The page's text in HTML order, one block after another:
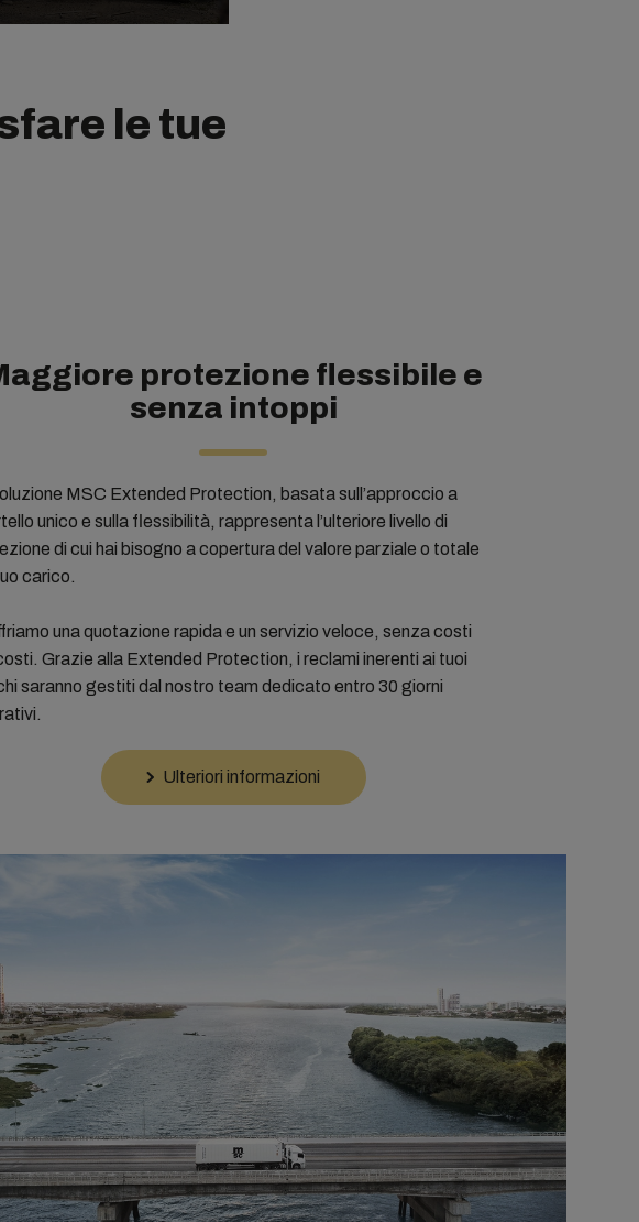
le tue
protezione flessibile e
senza intoppi
MSC Extended Protection, basata sull’approccio a
unico e sulla flessibilità, rappresenta l’ulteriore livello di
di cui hai bisogno a copertura del valore parziale o totale
carico.
una quotazione rapida e un servizio veloce, senza costi
Grazie alla Extended Protection, i reclami inerenti ai tuoi
saranno gestiti dal nostro team dedicato entro 30 giorni
Ulteriori informazioni